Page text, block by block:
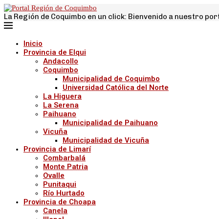
La Región de Coquimbo en un click: Bienvenido a nuestro
Inicio
Provincia de Elqui
Andacollo
Coquimbo
Municipalidad de Coquimbo
Universidad Católica del Norte
La Higuera
La Serena
Paihuano
Municipalidad de Paihuano
Vicuña
Municipalidad de Vicuña
Provincia de Limarí
Combarbalá
Monte Patria
Ovalle
Punitaqui
Río Hurtado
Provincia de Choapa
Canela